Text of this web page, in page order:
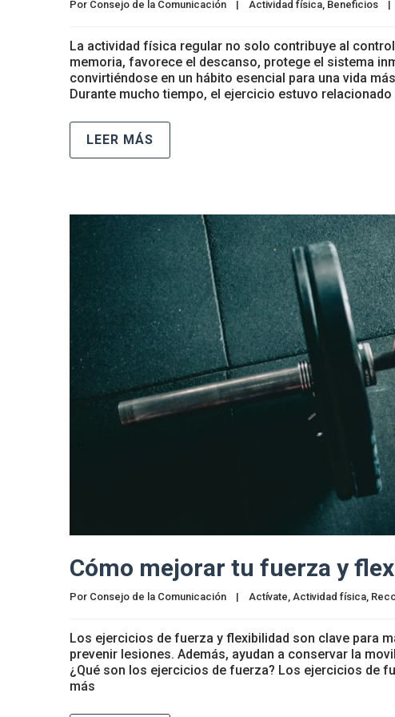
Por Consejo de la Comunicación | Actividad física, Beneficios |
La actividad física regular no solo contribuye al
memoria, favorece el descanso, protege el sistema
convirtiéndose en un hábito esencial para una vida
Durante mucho tiempo, el ejercicio estuvo relacionado
LEER MÁS
Cómo mejorar tu fuerza y
Por Consejo de la Comunicación | Actívate Actividad física
Los ejercicios de fuerza y flexibilidad son clave para
prevenir lesiones. Además, ayudan a conservar la
¿Qué son los ejercicios de fuerza? Los ejercicios de
más